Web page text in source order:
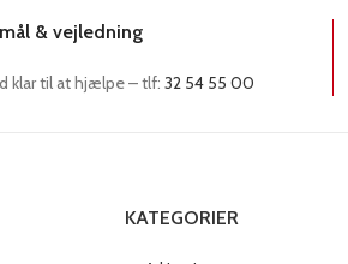
& vejledning
klar til at hjælpe – tlf:32 54 55 00
KATEGORIER